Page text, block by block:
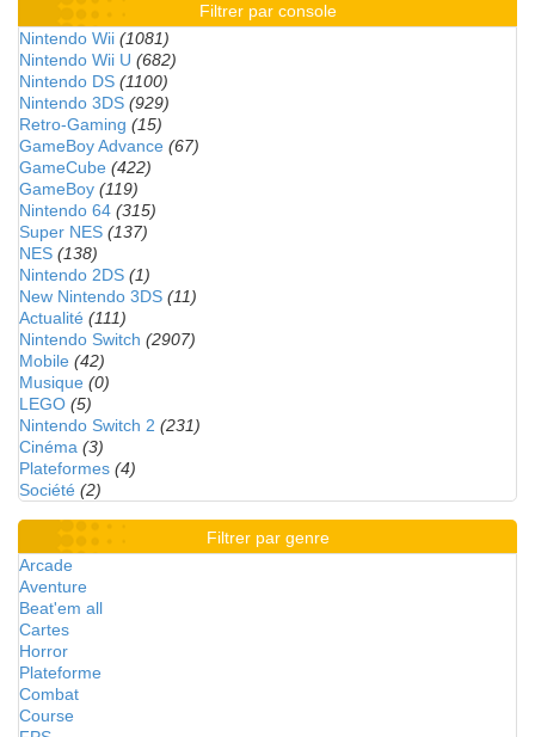
Filtrer par console
Nintendo Wii (1081)
Nintendo Wii U (682)
Nintendo DS (1100)
Nintendo 3DS (929)
Retro-Gaming (15)
GameBoy Advance (67)
GameCube (422)
GameBoy (119)
Nintendo 64 (315)
Super NES (137)
NES (138)
Nintendo 2DS (1)
New Nintendo 3DS (11)
Actualité (111)
Nintendo Switch (2907)
Mobile (42)
Musique (0)
LEGO (5)
Nintendo Switch 2 (231)
Cinéma (3)
Plateformes (4)
Société (2)
Filtrer par genre
Arcade
Aventure
Beat'em all
Cartes
Horror
Plateforme
Combat
Course